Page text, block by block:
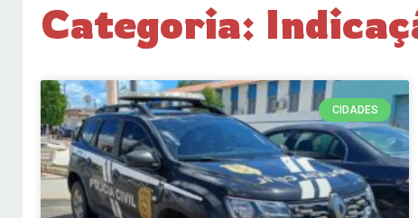
Categoria:
CIDADES